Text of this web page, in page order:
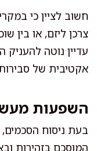
חשוב לציין כי
צרכן ליזם, או בין
עדיין נוטה
אקטיבית של סבירות
השפעות
בעת ניסוח
המוסכם בזהירות